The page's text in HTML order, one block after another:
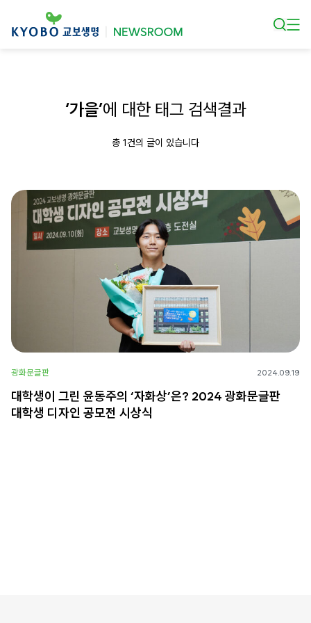
‘가을’에 대한 태그 검색결과
총 1건의 글이 있습니다
광화문글판 2024.09.19
대학생이 그린 윤동주의 ‘자화상’은? 2024 광화문글판
대학생 디자인 공모전 시상식